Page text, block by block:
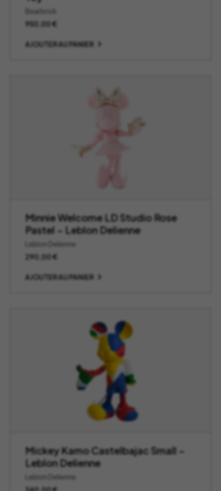
Bearbrick
950,00€
AJOUTER AU PANIER
Minnie Welcome LD Studio Rose
Pastel – Leblon Delienne
Leblon Delienne
290,00€
AJOUTER AU PANIER
Mickey Kamo Castelbajac Small –
Leblon Delienne
Leblon Delienne